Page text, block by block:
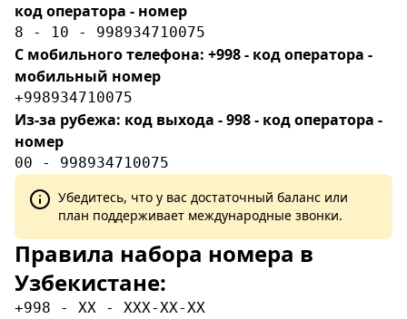
код оператора - номер
8 - 10 - 998934710075
С мобильного телефона: +998 - код оператора -
мобильный номер
+998934710075
Из-за рубежа: код выхода - 998 - код оператора -
номер
00 - 998934710075
Убедитесь, что у вас достаточный баланс или
план поддерживает международные звонки.
Правила набора номера в
Узбекистане:
+998 - XX - XXX-XX-XX